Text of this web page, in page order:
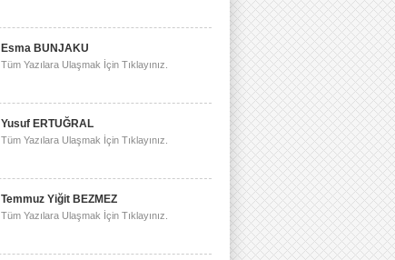
Esma BUNJAKU
Tüm Yazılara Ulaşmak İçin Tıklayınız.
Yusuf ERTUĞRAL
Tüm Yazılara Ulaşmak İçin Tıklayınız.
Temmuz Yiğit BEZMEZ
Tüm Yazılara Ulaşmak İçin Tıklayınız.